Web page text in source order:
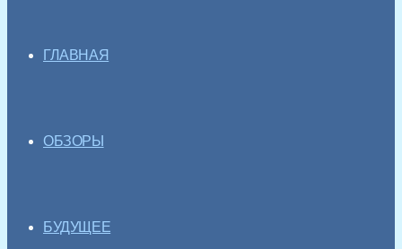
ГЛАВНАЯ
ОБЗОРЫ
БУДУЩЕЕ